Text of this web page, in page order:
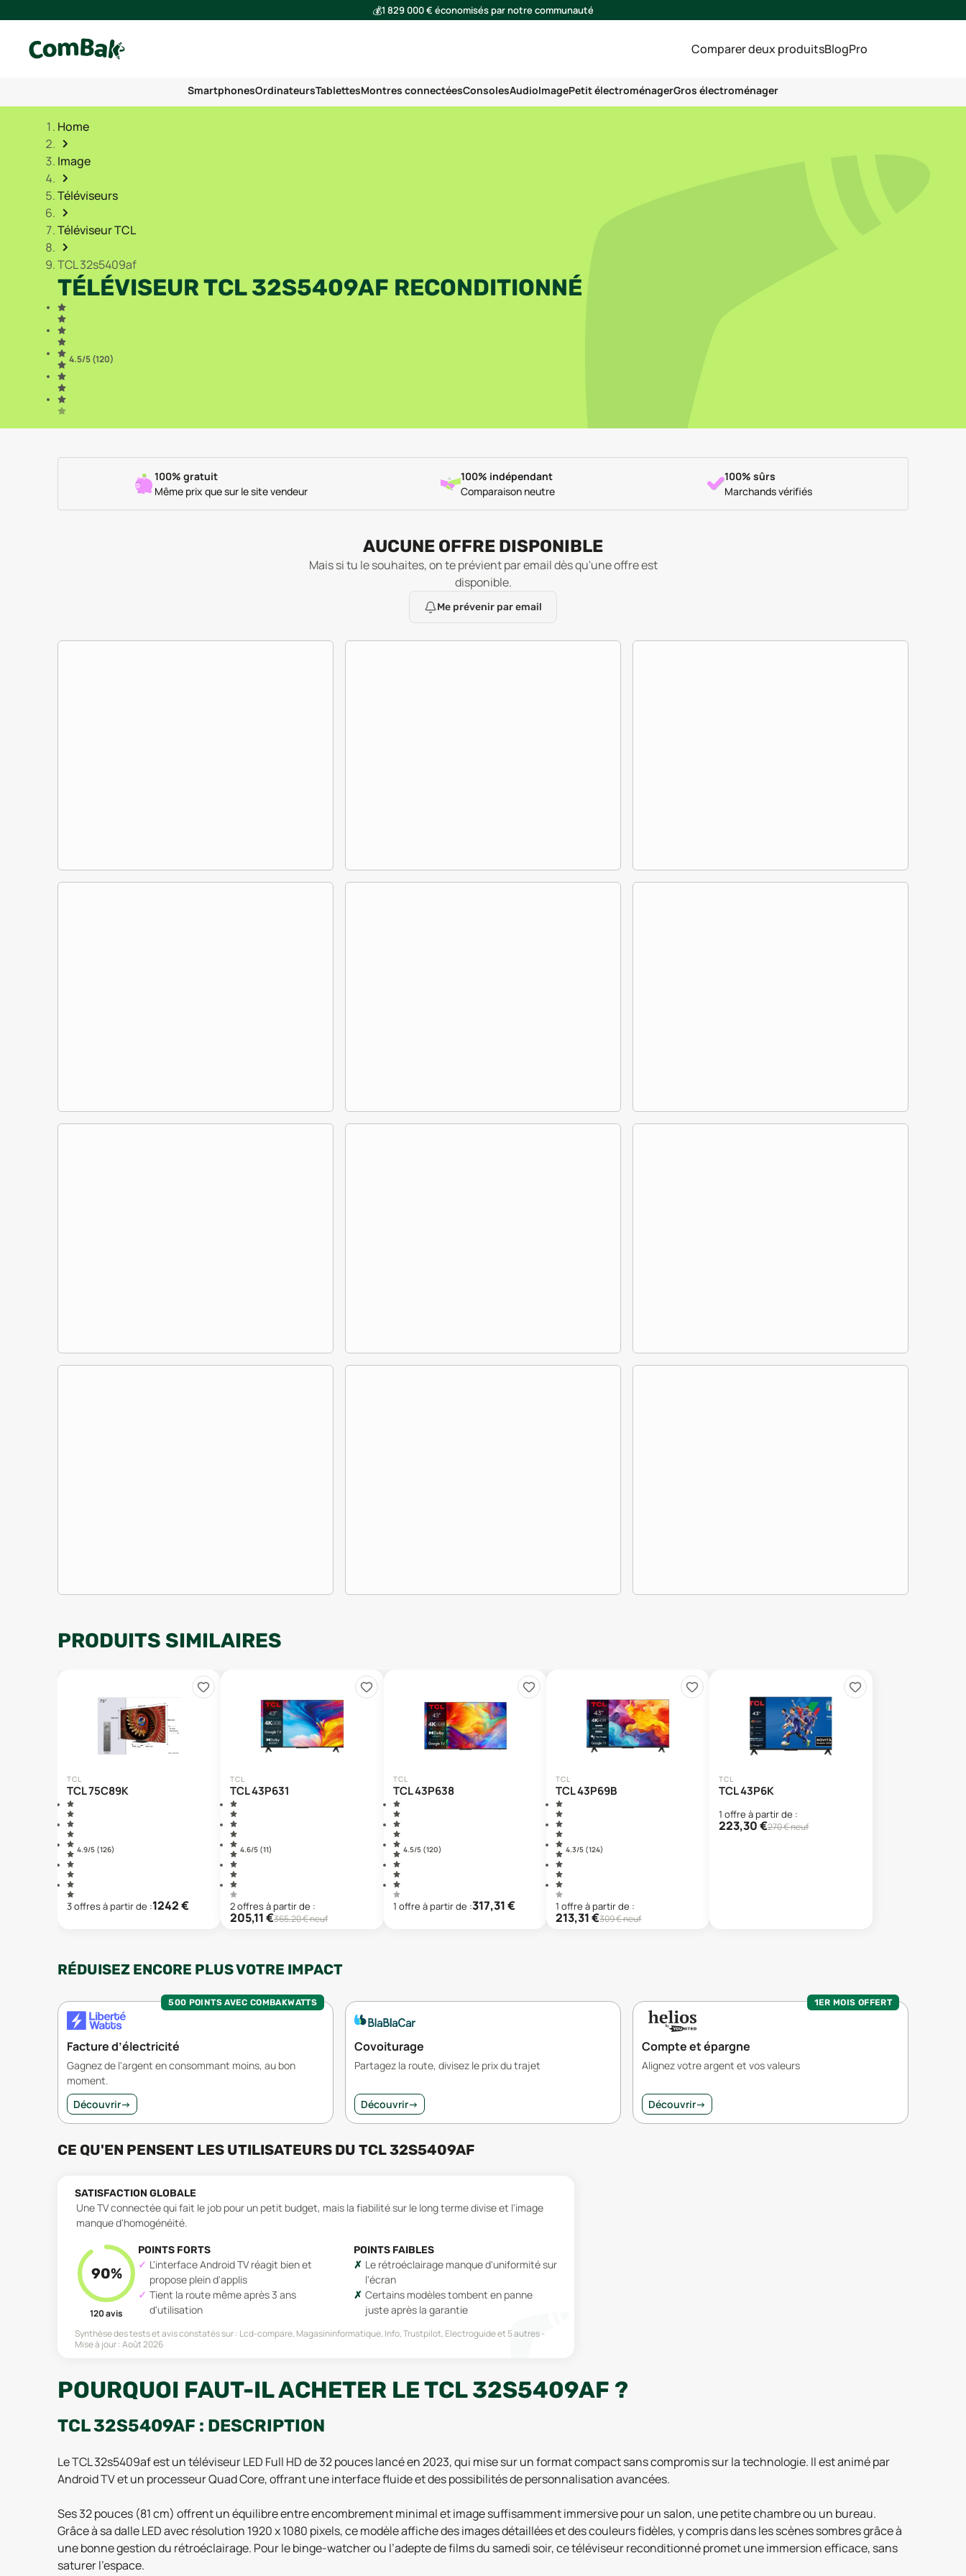
💰1 829 000 € économisés par notre communauté
Comparer deux produitsBlogPro
SmartphonesOrdinateursTablettesMontres connectéesConsolesAudioImagePetit électroménagerGros électroménager
Home
Image
Téléviseurs
Téléviseur TCL
TCL 32s5409af
TÉLÉVISEUR TCL 32S5409AF RECONDITIONNÉ
4.5/5 (120)
100% gratuit
Même prix que sur le site vendeur
100% indépendant
Comparaison neutre
100% sûrs
Marchands vérifiés
AUCUNE OFFRE DISPONIBLE
Mais si tu le souhaites, on te prévient par email dès qu'une offre est
disponible.
Me prévenir par email
PRODUITS SIMILAIRES
TCL
TCL 75C89K
4.9/5 (126)
3offresà partir de :1242€
TCL
TCL 43P631
4.6/5 (11)
2offresà partir de :
205,11€365,20€ neuf
TCL
TCL 43P638
4.5/5 (120)
1 offre à partir de :317,31€
TCL
TCL 43P69B
4.3/5 (124)
1 offre à partir de :
213,31€309€ neuf
TCL
TCL 43P6K
1 offre à partir de :
223,30€270€ neuf
RÉDUISEZ ENCORE PLUS VOTRE IMPACT
500 POINTS AVEC COMBAKWATTS
Facture d’électricité
Gagnez de l'argent en consommant moins, au bon
moment.
Découvrir→
Covoiturage
Partagez la route, divisez le prix du trajet
Découvrir→
1ER MOIS OFFERT
Compte et épargne
Alignez votre argent et vos valeurs
Découvrir→
CE QU'EN PENSENT LES UTILISATEURS DU TCL 32S5409AF
SATISFACTION GLOBALE
Une TV connectée qui fait le job pour un petit budget, mais la fiabilité sur le long terme divise et l'image
manque d'homogénéité.
90%
120avis
POINTS FORTS
L'interface Android TV réagit bien et
propose plein d'applis
Tient la route même après 3 ans
d'utilisation
POINTS FAIBLES
Le rétroéclairage manque d'uniformité sur
l'écran
Certains modèles tombent en panne
juste après la garantie
Synthèse des tests et avis constatés sur : Lcd-compare, Magasininformatique, Info, Trustpilot, Electroguideet 5 autres
Mise à jour :Août 2026
POURQUOI FAUT-IL ACHETER LE TCL 32S5409AF ?
TCL 32S5409AF : DESCRIPTION
Le TCL 32s5409af est un téléviseur LED Full HD de 32 pouces lancé en 2023, qui mise sur un format compact sans compromis sur la technologie. Il est animé par
Android TV et un processeur Quad Core, offrant une interface fluide et des possibilités de personnalisation avancées.
Ses 32 pouces (81 cm) offrent un équilibre entre encombrement minimal et image suffisamment immersive pour un salon, une petite chambre ou un bureau.
Grâce à sa dalle LED avec résolution 1920 x 1080 pixels, ce modèle affiche des images détaillées et des couleurs fidèles, y compris dans les scènes sombres grâce à
une bonne gestion du rétroéclairage. Pour le binge-watcher ou l’adepte de films du samedi soir, ce téléviseur reconditionné promet une immersion efficace, sans
saturer l’espace.